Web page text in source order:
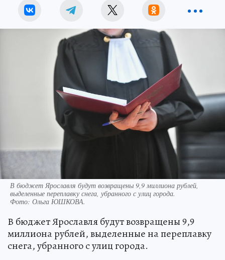
В бюджет Ярославля будут возвращены 9,9 миллиона рублей,
выделенные переплавку снега, убранного с улиц города.
Фото: Ольга ЮШКОВА.
В бюджет Ярославля будут возвращены 9,9
миллиона рублей, выделенные на переплавку
снега, убранного с улиц города.